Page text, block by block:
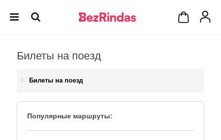
Билеты на поезд
Билеты на поезд
Популярные маршруты: